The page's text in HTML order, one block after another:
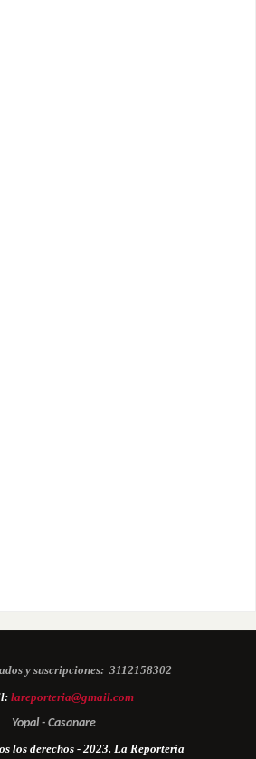
y suscripciones: 3112158302
lareporteria@gmail.com
Yopal - Casanare
los derechos - 2023. La Reportería